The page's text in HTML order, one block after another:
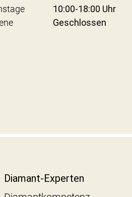
10:00-18:00 Uhr
Geschlossen
Diamant-Experten